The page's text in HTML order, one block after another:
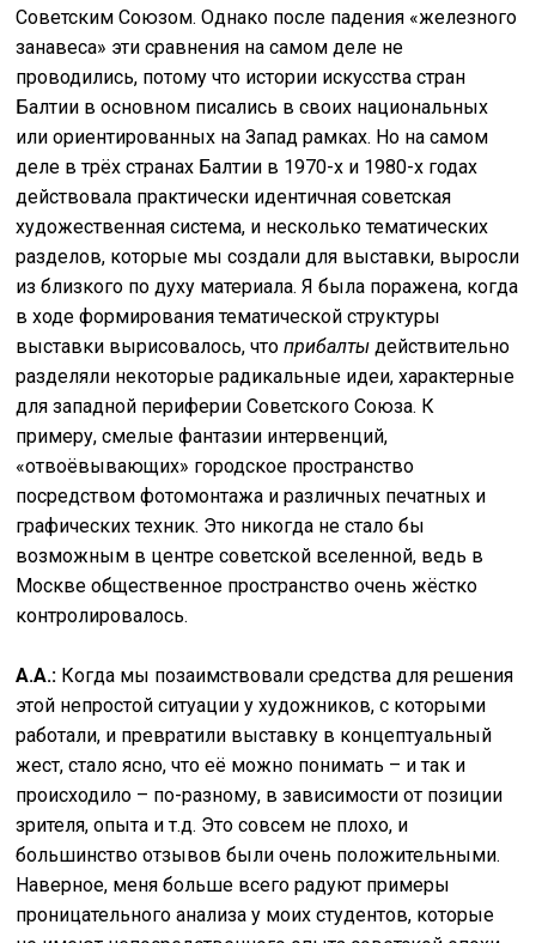
Советским Союзом. Однако после падения «железного
занавеса» эти сравнения на самом деле не
проводились, потому что истории искусства стран
Балтии в основном писались в своих национальных
или ориентированных на Запад рамках. Но на самом
деле в трёх странах Балтии в 1970-х и 1980-х годах
действовала практически идентичная советская
художественная система, и несколько тематических
разделов, которые мы создали для выставки, выросли
из близкого по духу материала. Я была поражена, когда
в ходе формирования тематической структуры
выставки вырисовалось, чтоприбалты действительно
разделяли некоторые радикальные идеи, характерные
для западной периферии Советского Союза. К
примеру, смелые фантазии интервенций,
«отвоёвывающих» городское пространство
посредством фотомонтажа и различных печатных и
графических техник. Это никогда не стало бы
возможным в центре советской вселенной, ведь в
Москве общественное пространство очень жёстко
контролировалось.
А.А.: Когда мы позаимствовали средства для решения
этой непростой ситуации у художников, с которыми
работали, и превратили выставку в концептуальный
жест, стало ясно, что её можно понимать – и так и
происходило – по-разному, в зависимости от позиции
зрителя, опыта и т.д. Это совсем не плохо, и
большинство отзывов были очень положительными.
Наверное, меня больше всего радуют примеры
проницательного анализа у моих студентов, которые